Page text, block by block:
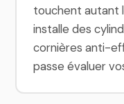
touchent autant
installe des
cornières anti-
passe évaluer